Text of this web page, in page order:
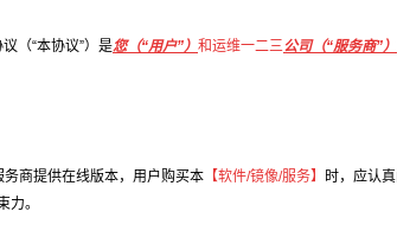
（“本协议”）是您（“用户”） 和运维一二三公司（“服务商”）
商提供在线版本，用户购买本 【软件/镜像/服务】 时，应认
力。